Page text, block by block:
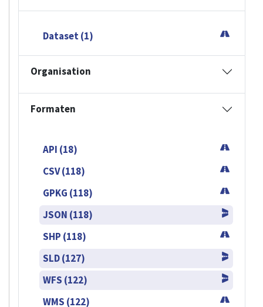
Dataset (1)
Organisation
Formaten
API (18)
CSV (118)
GPKG (118)
JSON (118)
SHP (118)
SLD (127)
WFS (122)
WMS (122)